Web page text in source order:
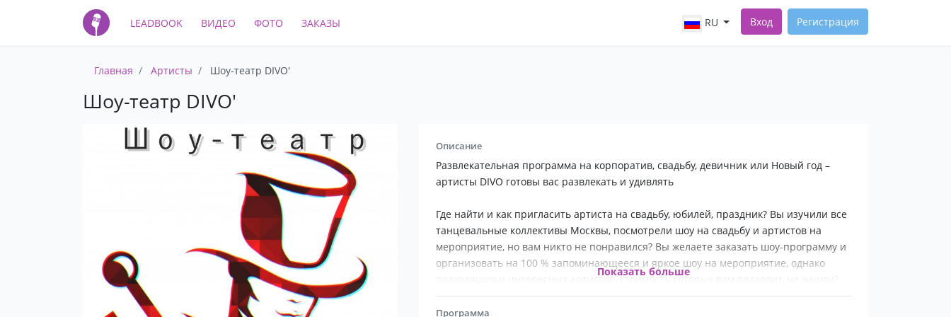
LEADBOOK ВИДЕО ФОТО ЗАКАЗЫ RU Вход Регистрация
Главная Артисты Шоу-театр DIVO'
Шоу-театр DIVO'
Описание
Развлекательная программа на корпоратив, свадьбу, девичник или Новый год –
артисты DIVO готовы вас развлекать и удивлять
Где найти и как пригласить артиста на свадьбу, юбилей, праздник? Вы изучили все
танцевальные коллективы Москвы, посмотрели шоу на свадьбу и артистов на
мероприятие, но вам никто не понравился? Вы желаете заказать шоу-программу и
организовать на 100 % запоминающееся и яркое шоу на мероприятие, однако
подходящих и интересных артистов, стоимость которых вам подходит, не нашли?
DIVO – шоу театр (Москва), о котором гремит слава по всей столице. Танцевальная
группа, театрализованное представление, шоу акробатов и травести, живой вокал
Показать больше
Программа